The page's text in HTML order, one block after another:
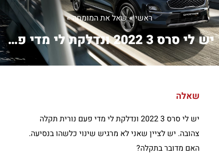
ראשי»שאל את המומחה»
יש לי סרס 3 2022 ונדלקת לי מדי פעם נו...
שאלה
יש לי סרס 3 2022 ונדלקת לי מדי פעם נורית תקלה
צהובה. יש לציין שאני לא מרגיש שינוי כלשהו בנסיעה.
האם מדובר בתקלה?